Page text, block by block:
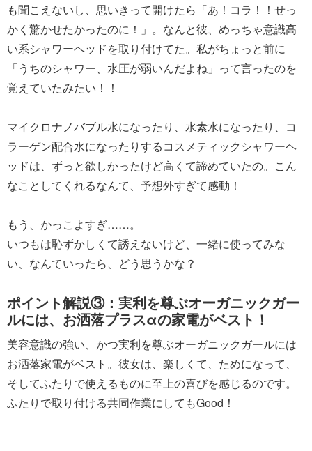
も聞こえないし、思いきって開けたら「あ！コラ！！せっ
かく驚かせたかったのに！」。なんと彼、めっちゃ意識高
い系シャワーヘッドを取り付けてた。私がちょっと前に
「うちのシャワー、水圧が弱いんだよね」って言ったのを
覚えていたみたい！！
マイクロナノバブル水になったり、水素水になったり、コ
ラーゲン配合水になったりするコスメティックシャワーヘ
ッドは、ずっと欲しかったけど高くて諦めていたの。こん
なことしてくれるなんて、予想外すぎて感動！
もう、かっこよすぎ……。
いつもは恥ずかしくて誘えないけど、一緒に使ってみな
い、なんていったら、どう思うかな？
ポイント解説③：実利を尊ぶオーガニックガー
ルには、お洒落プラスαの家電がベスト！
美容意識の強い、かつ実利を尊ぶオーガニックガールには
お洒落家電がベスト。彼女は、楽しくて、ためになって、
そしてふたりで使えるものに至上の喜びを感じるのです。
ふたりで取り付ける共同作業にしてもGood！